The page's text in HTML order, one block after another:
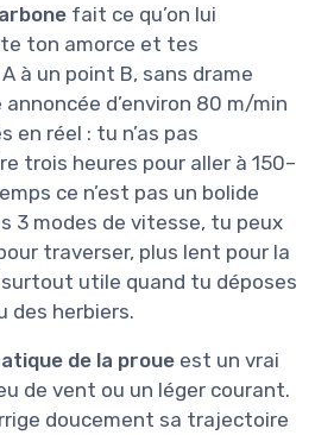
fait ce qu’on lui
ton amorce et tes
à un point B, sans drame
d’environ 80 m/min
en réel : tu n’as pas
trois heures pour aller à 150–
ce n’est pas un bolide
3 modes de vitesse, tu peux
traverser, plus lent pour la
surtout utile quand tu déposes
des herbiers.
de la proue est un vrai
de vent ou un léger courant.
doucement sa trajectoire